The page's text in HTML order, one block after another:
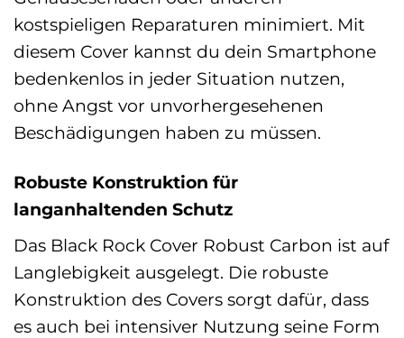
kostspieligen Reparaturen minimiert. Mit
diesem Cover kannst du dein Smartphone
bedenkenlos in jeder Situation nutzen,
ohne Angst vor unvorhergesehenen
Beschädigungen haben zu müssen.
Robuste Konstruktion für
langanhaltenden Schutz
Das Black Rock Cover Robust Carbon ist auf
Langlebigkeit ausgelegt. Die robuste
Konstruktion des Covers sorgt dafür, dass
es auch bei intensiver Nutzung seine Form